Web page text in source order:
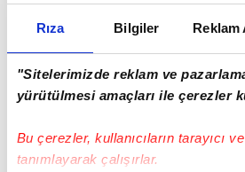
Rıza Bilgiler Reklam
"Sitelerimizde reklam ve
yürütülmesi amaçları ile çerezler
Bu çerezler, kullanıcıların tarayıcı
tanımlayarak çalışırlar.
Haber Girişi